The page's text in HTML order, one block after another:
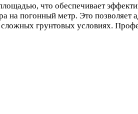
что обеспечивает
на погонный метр. Это
грунтовых условиях.